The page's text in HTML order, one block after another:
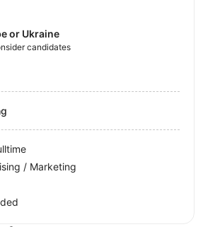
or Ukraine
candidates
/ Marketing